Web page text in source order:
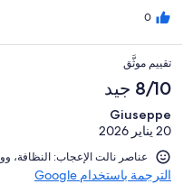
0
تقييم موثَّق
8/10 جيد
Giuseppe
20 يناير 2026
عناصر نالت الإعجاب: ⁦النظافة⁩، و⁦وسائل الراحة⁩، و⁦حالة المنشأة ومرافقها⁩
الترجمة باستخدام Google